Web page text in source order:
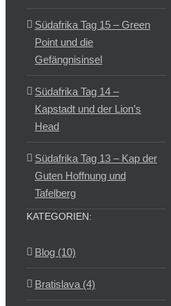
Südafrika Tag 15 – Green
Point und die
Gefängnisinsel
Südafrika Tag 14 –
Kapstadt und der Lion’s
Head
Südafrika Tag 13 – Kap der
Guten Hoffnung und
Tafelberg
KATEGORIEN:
Blog (10)
Bratislava (4)